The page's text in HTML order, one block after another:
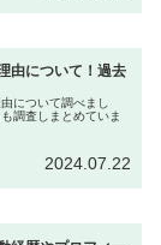
由について！過去
について調べまし
調査しまとめていま
2024.07.22